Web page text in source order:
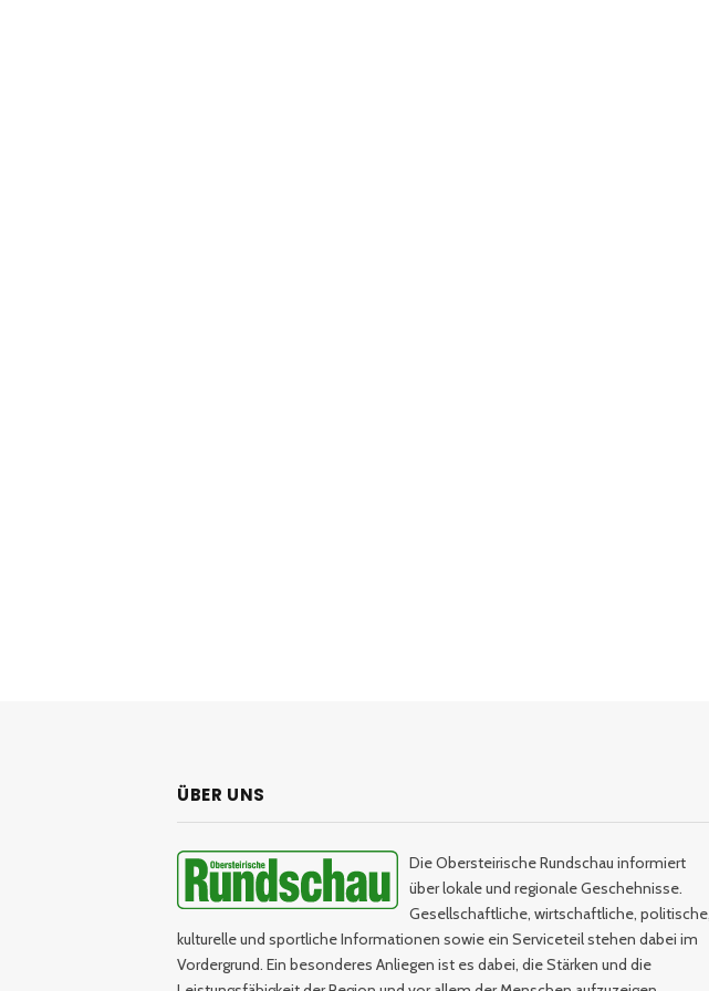
ÜBER UNS
Die Obersteirische Rundschau informiert
über lokale und regionale Geschehnisse.
Gesellschaftliche, wirtschaftliche, politische,
kulturelle und sportliche Informationen sowie ein Serviceteil stehen dabei im
Vordergrund. Ein besonderes Anliegen ist es dabei, die Stärken und die